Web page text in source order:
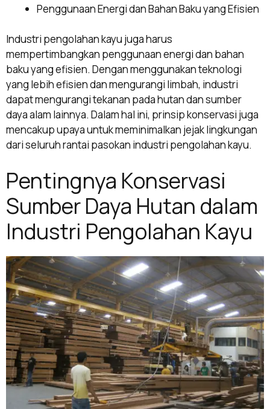
Penggunaan Energi dan Bahan Baku yang Efisien
Industri pengolahan kayu juga harus
mempertimbangkan penggunaan energi dan bahan
baku yang efisien. Dengan menggunakan teknologi
yang lebih efisien dan mengurangi limbah, industri
dapat mengurangi tekanan pada hutan dan sumber
daya alam lainnya. Dalam hal ini, prinsip konservasi juga
mencakup upaya untuk meminimalkan jejak lingkungan
dari seluruh rantai pasokan industri pengolahan kayu.
Pentingnya Konservasi
Sumber Daya Hutan dalam
Industri Pengolahan Kayu